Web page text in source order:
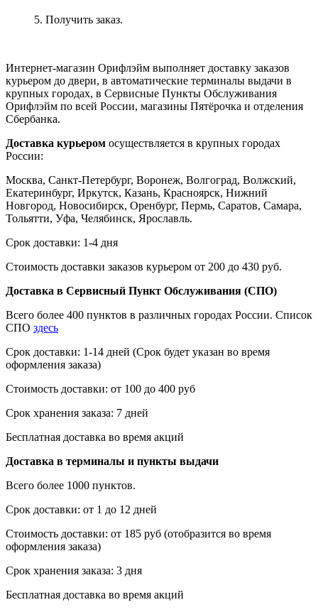
5. Получить заказ.
Интернет-магазин Орифлэйм выполняет доставку заказов
курьером до двери, в автоматические терминалы выдачи в
крупных городах, в Сервисные Пункты Обслуживания
Орифлэйм по всей России, магазины Пятёрочка и отделения
Сбербанка.
Доставка курьером осуществляется в крупных городах
России:
Москва, Санкт-Петербург, Воронеж, Волгоград, Волжский,
Екатеринбург, Иркутск, Казань, Красноярск, Нижний
Новгород, Новосибирск, Оренбург, Пермь, Саратов, Самара,
Тольятти, Уфа, Челябинск, Ярославль.
Срок доставки: 1-4 дня
Стоимость доставки заказов курьером от 200 до 430 руб.
Доставка в Сервисный Пункт Обслуживания (СПО)
Всего более 400 пунктов в различных городах России. Список
СПО здесь
Срок доставки: 1-14 дней (Срок будет указан во время
оформления заказа)
Стоимость доставки: от 100 до 400 руб
Срок хранения заказа: 7 дней
Бесплатная доставка во время акций
Доставка в терминалы и пункты выдачи
Всего более 1000 пунктов.
Срок доставки: от 1 до 12 дней
Стоимость доставки: от 185 руб (отобразится во время
оформления заказа)
Срок хранения заказа: 3 дня
Бесплатная доставка во время акций